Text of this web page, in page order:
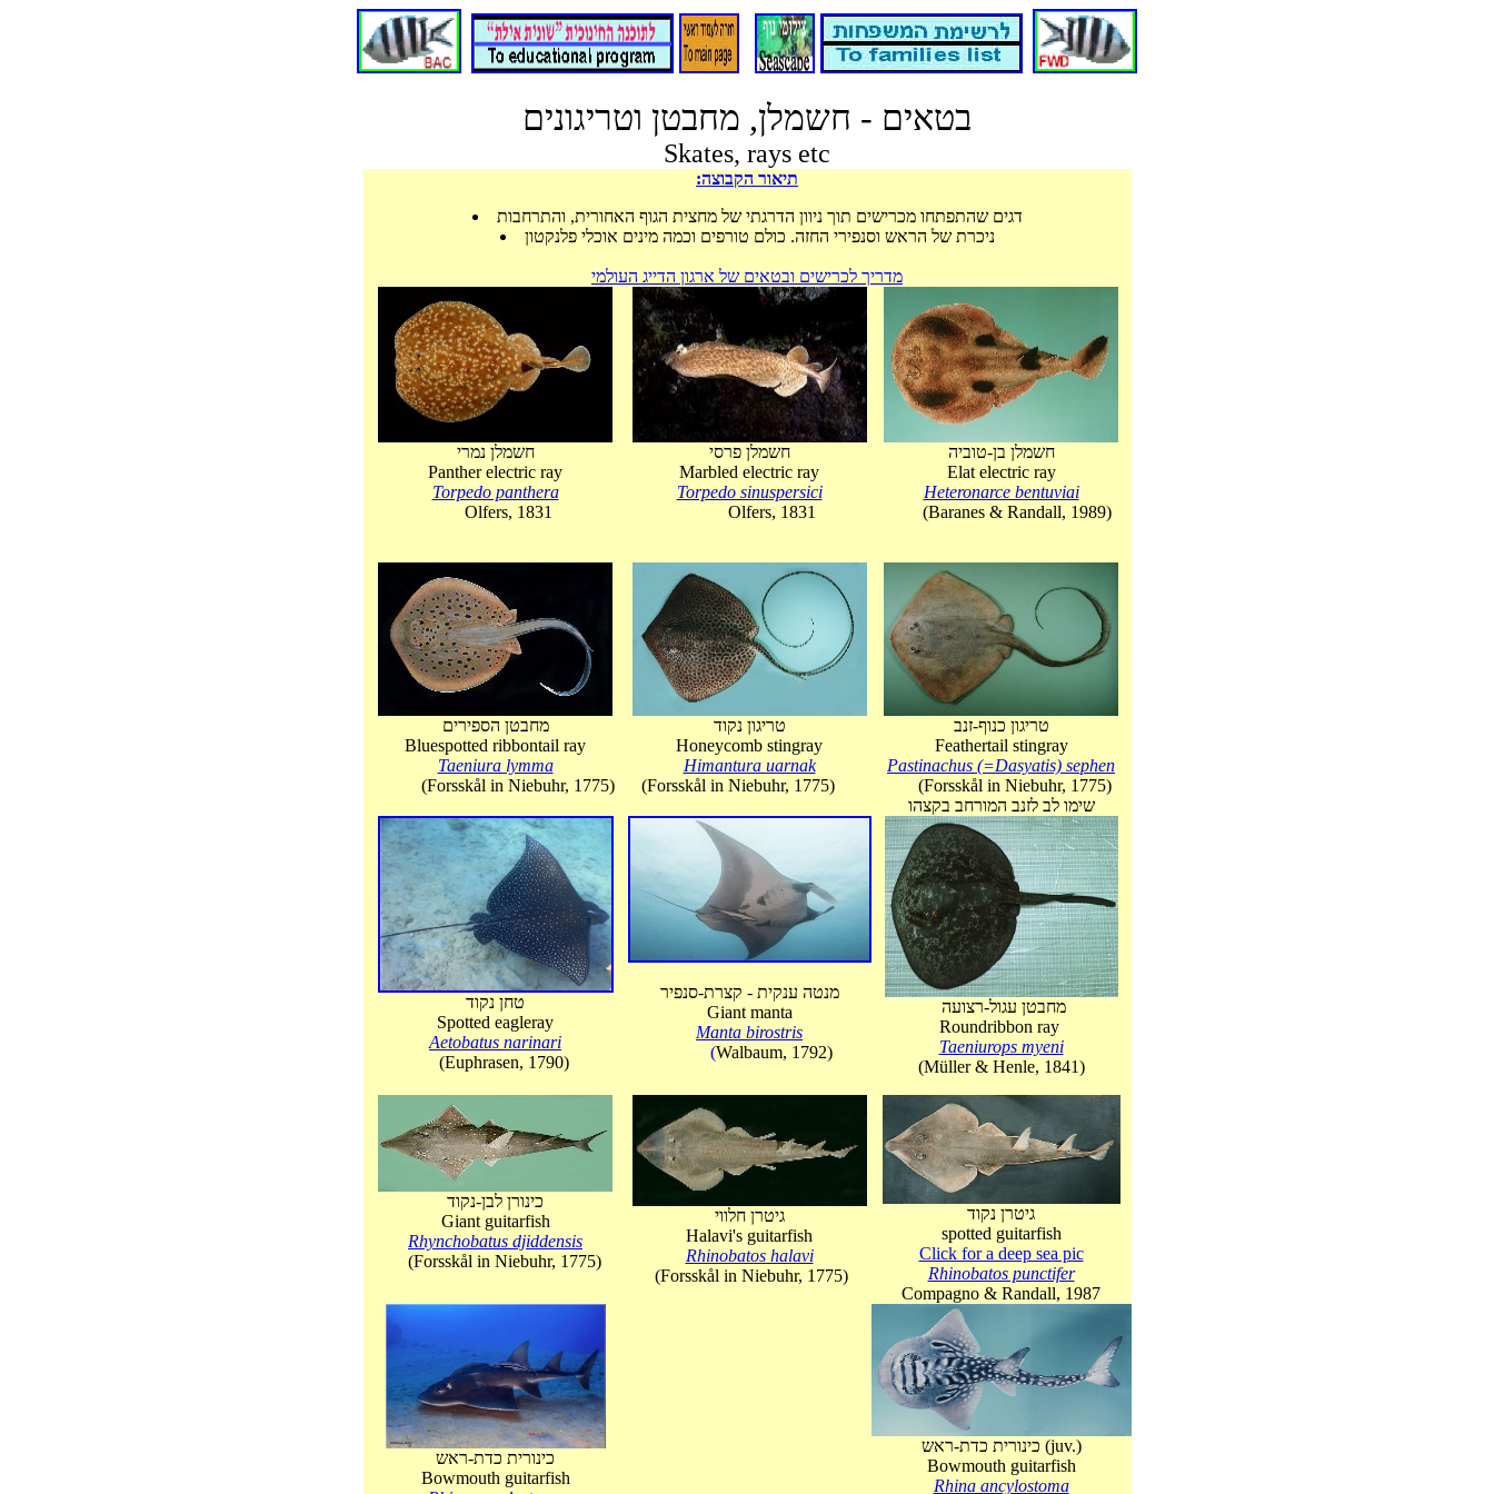
בטאים - חשמלן, מחבטן וטריגונים
Skates, rays etc
:תיאור הקבוצה
דגים שהתפתחו מכרישים תוך ניוון הדרגתי של מחצית הגוף האחורית, והתרחבות
ניכרת של הראש וסנפירי החזה. כולם טורפים וכמה מינים אוכלי פלנקטון
מדריך לכרישים ובטאים של ארגון הדייג העולמי
חשמלן נמרי
Panther electric ray
Torpedo panthera
Olfers, 1831
חשמלן פרסי
Marbled electric ray
Torpedo sinuspersici
Olfers, 1831
חשמלן בן-טוביה
Elat electric ray
Heteronarce bentuviai
(Baranes & Randall, 1989)
מחבטן הספירים
Bluespotted ribbontail ray
Taeniura lymma
(Forsskål in Niebuhr, 1775)
טריגון נקוד
Honeycomb stingray
Himantura uarnak
(Forsskål in Niebuhr, 1775)
טריגון כנוף-זנב
Feathertail stingray
Pastinachus (=Dasyatis) sephen
(Forsskål in Niebuhr, 1775)
שימו לב לזנב המורחב בקצהו
טחן נקוד
Spotted eagleray
Aetobatus narinari
(Euphrasen, 1790)
מנטה ענקית - קצרת-סנפיר
Giant manta
Manta birostris
(Walbaum, 1792)
מחבטן עגול-רצועה
Roundribbon ray
Taeniurops myeni
(Müller & Henle, 1841)
כינורן לבן-נקוד
Giant guitarfish
Rhynchobatus djiddensis
(Forsskål in Niebuhr, 1775)
גיטרן חלווי
Halavi's guitarfish
Rhinobatos halavi
(Forsskål in Niebuhr, 1775)
גיטרן נקוד
spotted guitarfish
Click for a deep sea pic
Rhinobatos punctifer
Compagno & Randall, 1987
כינורית כדת-ראש
Bowmouth guitarfish
כינורית כדת-ראש (juv.)
Bowmouth guitarfish
Rhina ancylostoma